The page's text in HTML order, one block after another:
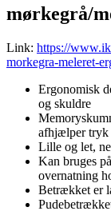
mørkegrå/
Link: https://
morkegra-meleret-
Ergonomisk
og skuldre
afhjælper tryk
Lille og let,
Kan bruges
overnatning
Betrækket er